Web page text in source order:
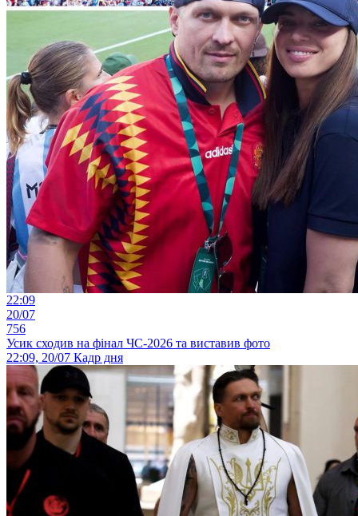
22:09
20/07
756
Усик сходив на фінал ЧС-2026 та виставив фото
22:09, 20/07 Кадр дня